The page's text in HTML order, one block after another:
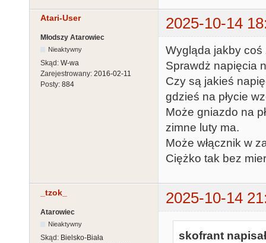
Atari-User 2025-10-14
Młodszy Atarowiec
Nieaktywny
Skąd: W-wa
Zarejestrowany: 2016-02-11
Posty: 884
Wygląda jakby coś
Sprawdż napięcia
Czy są jakieś
gdzieś na płycie
Może gniazdo na
zimne luty ma.
Może włącznik w
Ciężko tak bez
_tzok_ 2025-10-14
Atarowiec
Nieaktywny
Skąd: Bielsko-Biała
skofrant